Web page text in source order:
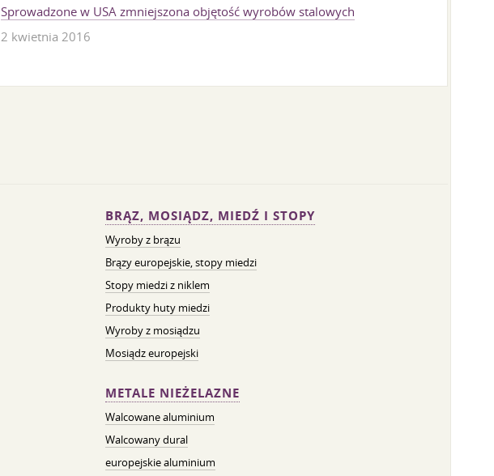
Sprowadzone w USA zmniejszona objętość wyrobów stalowych
2 kwietnia 2016
BRĄZ, MOSIĄDZ, MIEDŹ I STOPY
Wyroby z brązu
Brązy europejskie, stopy miedzi
Stopy miedzi z niklem
Produkty huty miedzi
Wyroby z mosiądzu
Mosiądz europejski
METALE NIEŻELAZNE
Walcowane aluminium
Walcowany dural
europejskie aluminium